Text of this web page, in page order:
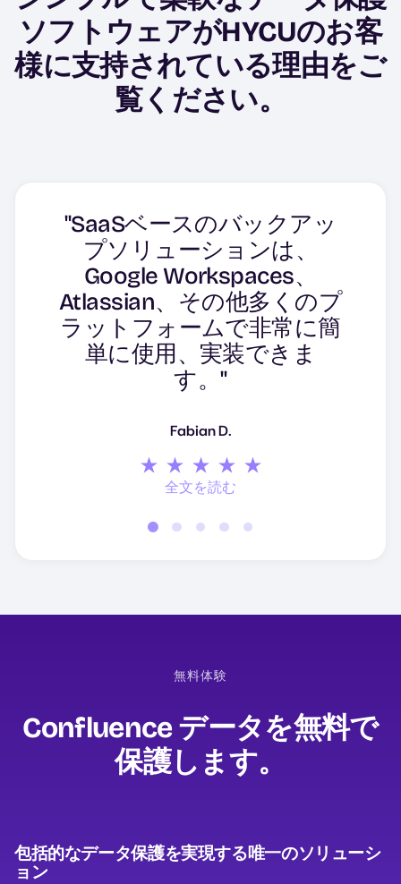
ソフトウェアがHYCUのお客
様に支持されている理由をご
覧ください。
"SaaSベースのバックアッ
プソリューションは、
Google Workspaces、
Atlassian、その他多くのプ
ラットフォームで非常に簡
単に使用、実装できま
す。"
Fabian D.
全文を読む
「HYCU はアトラシアン製
品と簡単に統合できます。
Jonathan B.
全文を読む
「バックアップソフトとし
てのHYCUは、非常に優れ
たソリューションであり、
サポートチームも素晴らし
い。
全文を読む
「GUIは非常に直感的で、
私たちの組織はサポートを
必要とすることなく、すべ
てのタスクの大半を完了す
ることができました。
"素晴らしく、簡単な「プ
ラグ・アンド・プレイ」"
Kobi B.
全文を読む
無料体験
Confluence データを無料で
保護します。
包括的なデータ保護を実現する唯一のソリューシ
ョン